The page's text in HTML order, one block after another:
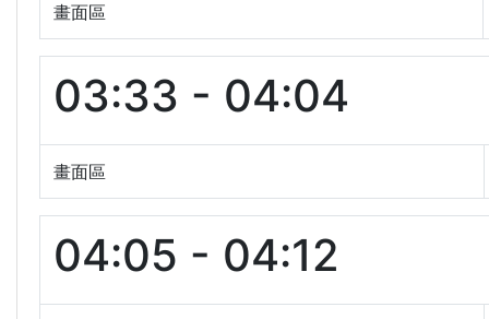
畫面區
03:33 - 04:04
畫面區
04:05 - 04:12